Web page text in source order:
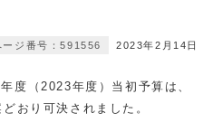
2023年2月14日
ージ番号：591556
度（2023年度）当初予算は、
おり可決されました。